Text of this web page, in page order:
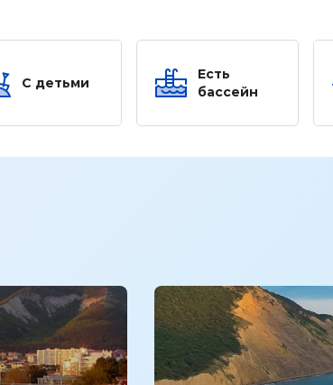
С детьми
Есть
бассейн